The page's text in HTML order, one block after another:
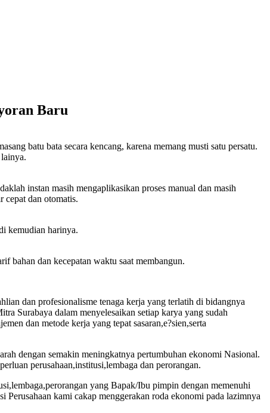
Baru
batu bata secara kencang, karena memang musti satu persatu.
instan masih mengaplikasikan proses manual dan masih
cepat dan otomatis.
kemudian harinya.
bahan dan kecepatan waktu saat membangun.
dan profesionalisme tenaga kerja yang terlatih di bidangnya
Surabaya dalam menyelesaikan setiap karya yang sudah
dan metode kerja yang tepat sasaran,e?sien,serta
dengan semakin meningkatnya pertumbuhan ekonomi Nasional.
perusahaan,institusi,lembaga dan perorangan.
yang Bapak/Ibu pimpin dengan memenuhi
kami cakap menggerakan roda ekonomi pada lazimnya